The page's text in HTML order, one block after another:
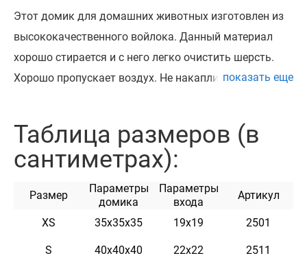
Этот домик для домашних животных изготовлен из
высококачественного войлока. Данный материал
хорошо стирается и с него легко очистить шерсть.
Хорошо пропускает воздух. Не накапливает пыль.
домашних животных будет отлично смотреться в
любом интерьере. Подходит для котов и маленьких
На домике с помощью заклепок можно
закрепить адресник, на котором наши мастера могут
награвировать любую информацию по вашему
показать еще
Таблица размеров (в
сантиметрах):
Размер
Параметры
домика
Параметры
входа
Артикул
ХS 35х35х35 19х19 2501
S 40х40х40 22х22 2511